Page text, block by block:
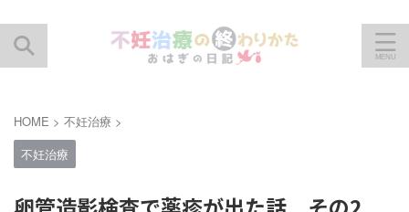
HOME > 不妊治療 >
不妊治療